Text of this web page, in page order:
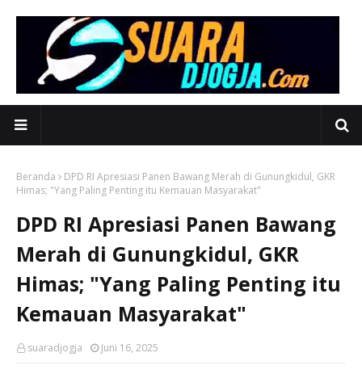
Beranda
DPD RI Apresiasi Panen Bawang Merah di Gunungkidul, GKR
Himas; "Yang Paling Penting itu Kemauan Masyarakat"
DPD RI Apresiasi Panen Bawang
Merah di Gunungkidul, GKR
Himas; "Yang Paling Penting itu
Kemauan Masyarakat"
suaradjogja Juni 16, 2025